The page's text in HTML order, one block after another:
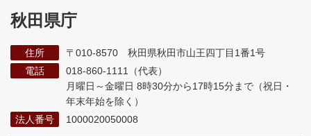
秋田県庁
住所
〒010-8570 秋田県秋田市山王四丁目1番1号
電話
018-860-1111（代表）
月曜日～金曜日 8時30分から17時15分まで （祝日・
年末年始を除く）
法人番号
1000020050008